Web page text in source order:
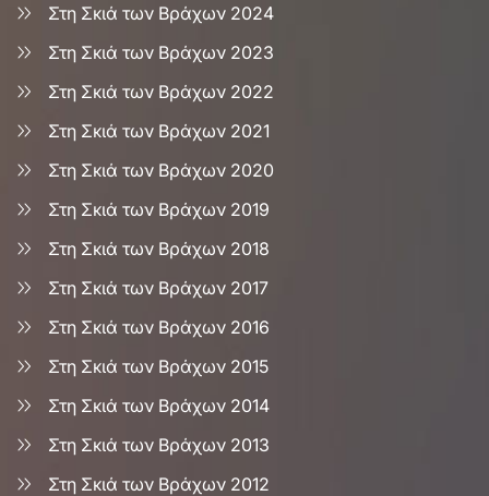
Στη Σκιά των Βράχων 2024
Στη Σκιά των Βράχων 2023
Στη Σκιά των Βράχων 2022
Στη Σκιά των Βράχων 2021
Στη Σκιά των Βράχων 2020
Στη Σκιά των Βράχων 2019
Στη Σκιά των Βράχων 2018
Στη Σκιά των Βράχων 2017
Στη Σκιά των Βράχων 2016
Στη Σκιά των Βράχων 2015
Στη Σκιά των Βράχων 2014
Στη Σκιά των Βράχων 2013
Στη Σκιά των Βράχων 2012